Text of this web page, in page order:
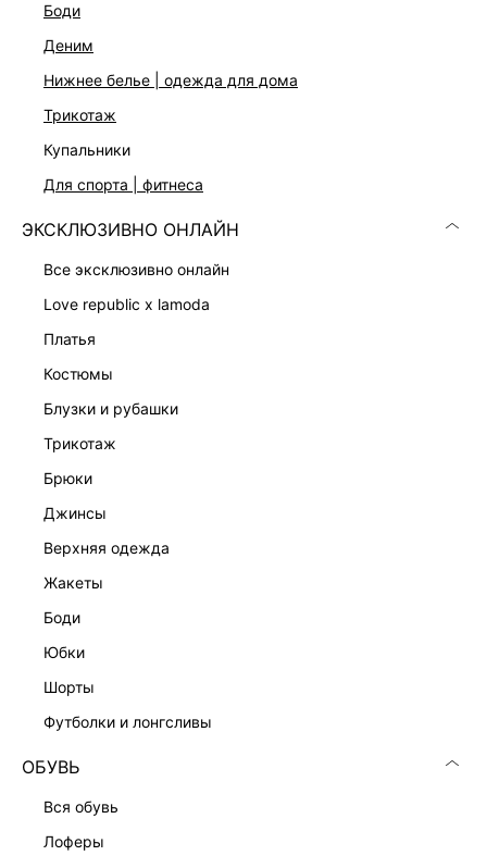
боди
деним
нижнее белье | одежда для дома
трикотаж
купальники
для спорта | фитнеса
ЭКСКЛЮЗИВНО ОНЛАЙН
все эксклюзивно онлайн
love republic x lamoda
платья
костюмы
блузки и рубашки
трикотаж
брюки
джинсы
верхняя одежда
жакеты
боди
юбки
шорты
футболки и лонгсливы
ОБУВЬ
вся обувь
лоферы
СУМКА НА ЦЕПОЧКЕ